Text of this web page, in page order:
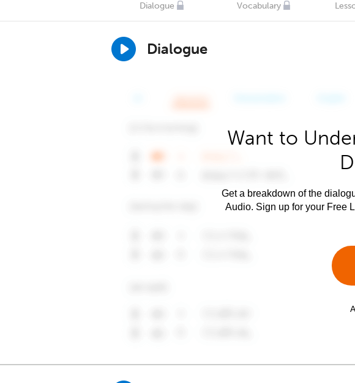
Dialogue Vocabulary
Dialogue
Want to
Get a breakdown of the
Audio. Sign up for your Free